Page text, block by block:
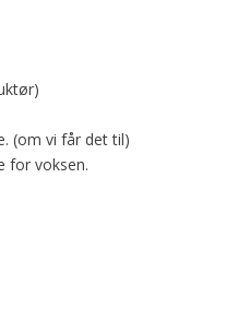
(om vi får det til)
for voksen.